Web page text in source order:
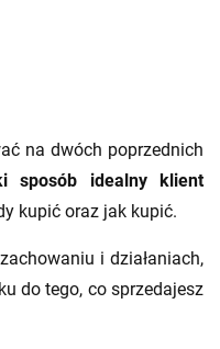
na dwóch poprzednich
sposób idealny klient
kupić oraz jak kupić.
i działaniach,
do tego, co sprzedajesz